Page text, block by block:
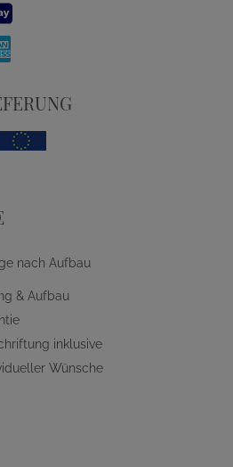
nach Aufbau
& Aufbau
inklusive
Wünsche